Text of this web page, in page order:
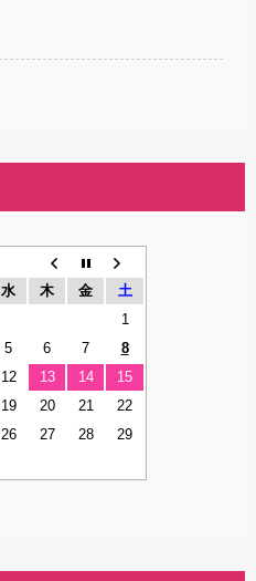
水 木 金
土
1
5 6 7
8
12 13 14
15
19 20 21
22
26 27 28
29